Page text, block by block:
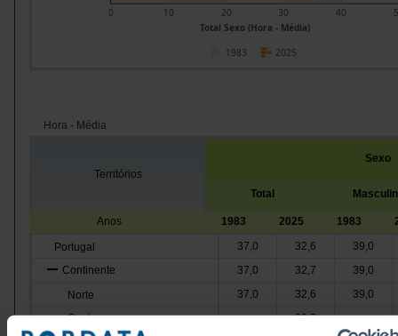
Total Sexo (Hora - Média)
0 10 20 30 40
2025
1983
Hora - Média
Territórios
Sexo
Total
Anos 1983 2025 1983
Portugal 37,0 32,6
39,0
Continente
37,0 32,7
39,0
Norte
37,0 32,6
39,0
Centro
x 32,7 x